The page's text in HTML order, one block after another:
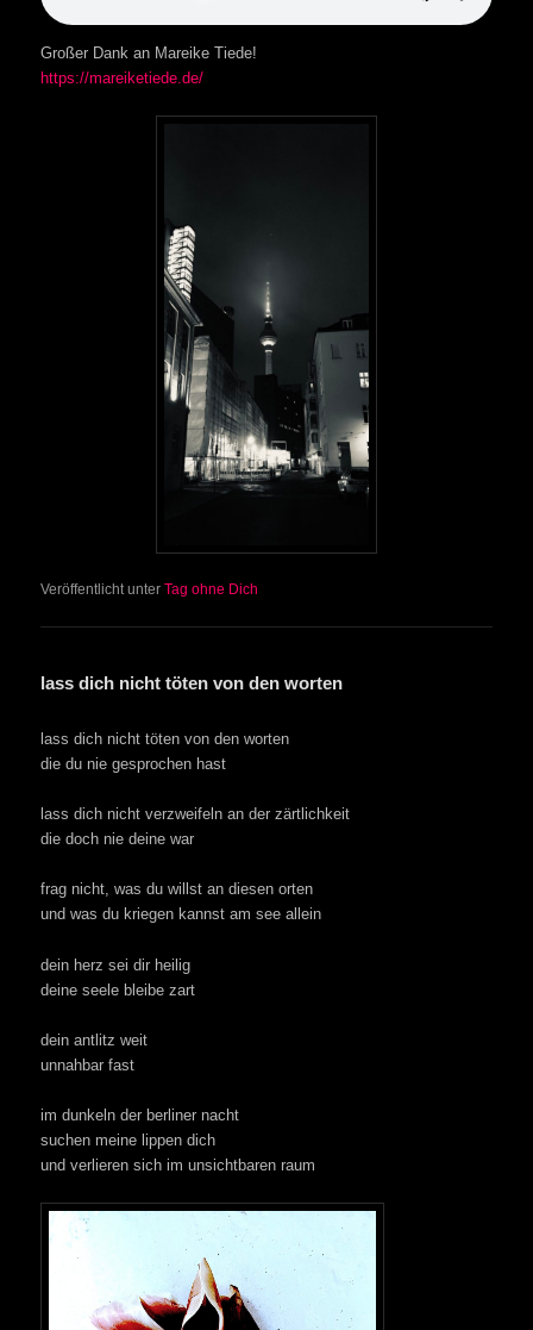
Großer Dank an Mareike Tiede!
https://mareiketiede.de/
Veröffentlicht unter Tag ohne Dich
lass dich nicht töten von den worten
lass dich nicht töten von den worten
die du nie gesprochen hast
lass dich nicht verzweifeln an der zärtlichkeit
die doch nie deine war
frag nicht, was du willst an diesen orten
und was du kriegen kannst am see allein
dein herz sei dir heilig
deine seele bleibe zart
dein antlitz weit
unnahbar fast
im dunkeln der berliner nacht
suchen meine lippen dich
und verlieren sich im unsichtbaren raum